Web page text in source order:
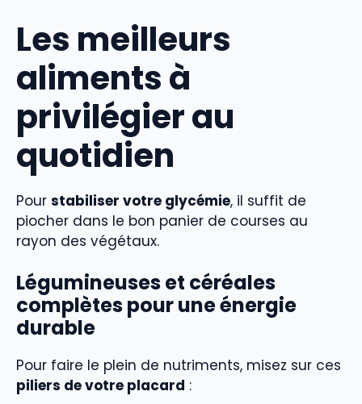
Les meilleurs
aliments à
privilégier au
quotidien
Pour stabiliser votre glycémie, il suffit de
piocher dans le bon panier de courses au
rayon des végétaux.
Légumineuses et céréales
complètes pour une énergie
durable
Pour faire le plein de nutriments, misez sur ces
piliers de votre placard :